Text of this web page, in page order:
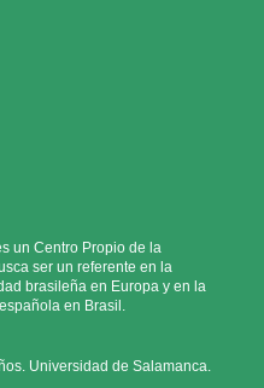
un Centro Propio de la
ser un referente en la
brasileña en Europa y en la
en Brasil.
Universidad de Salamanca.